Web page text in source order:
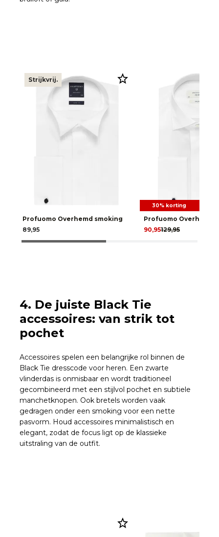
Strijkvrij.
Profuomo Overhemd smoking
89,95
30% korting
Profuomo Overhemd
129,95
90,95
4. De juiste Black Tie
accessoires: van strik tot
pochet
Accessoires spelen een belangrijke rol binnen de
Black Tie dresscode voor heren. Een zwarte
vlinderdas is onmisbaar en wordt traditioneel
gecombineerd met een stijlvol pochet en subtiele
manchetknopen. Ook bretels worden vaak
gedragen onder een smoking voor een nette
pasvorm. Houd accessoires minimalistisch en
elegant, zodat de focus ligt op de klassieke
uitstraling van de outfit.